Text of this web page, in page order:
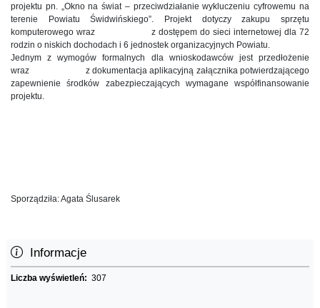
projektu pn. „Okno na świat – przeciwdziałanie wykluczeniu cyfrowemu na
terenie Powiatu Świdwińskiego”. Projekt dotyczy zakupu sprzętu
komputerowego wraz z dostępem do sieci internetowej dla 72
rodzin o niskich dochodach i 6 jednostek organizacyjnych Powiatu.
Jednym z wymogów formalnych dla wnioskodawców jest przedłożenie
wraz z dokumentacja aplikacyjną załącznika potwierdzającego
zapewnienie środków zabezpieczających wymagane współfinansowanie
projektu.
Sporządziła: Agata Ślusarek
Informacje
Liczba wyświetleń: 307